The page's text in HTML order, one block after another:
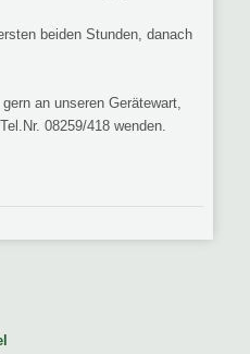
beiden Stunden, danach
an unseren Gerätewart,
08259/418 wenden.